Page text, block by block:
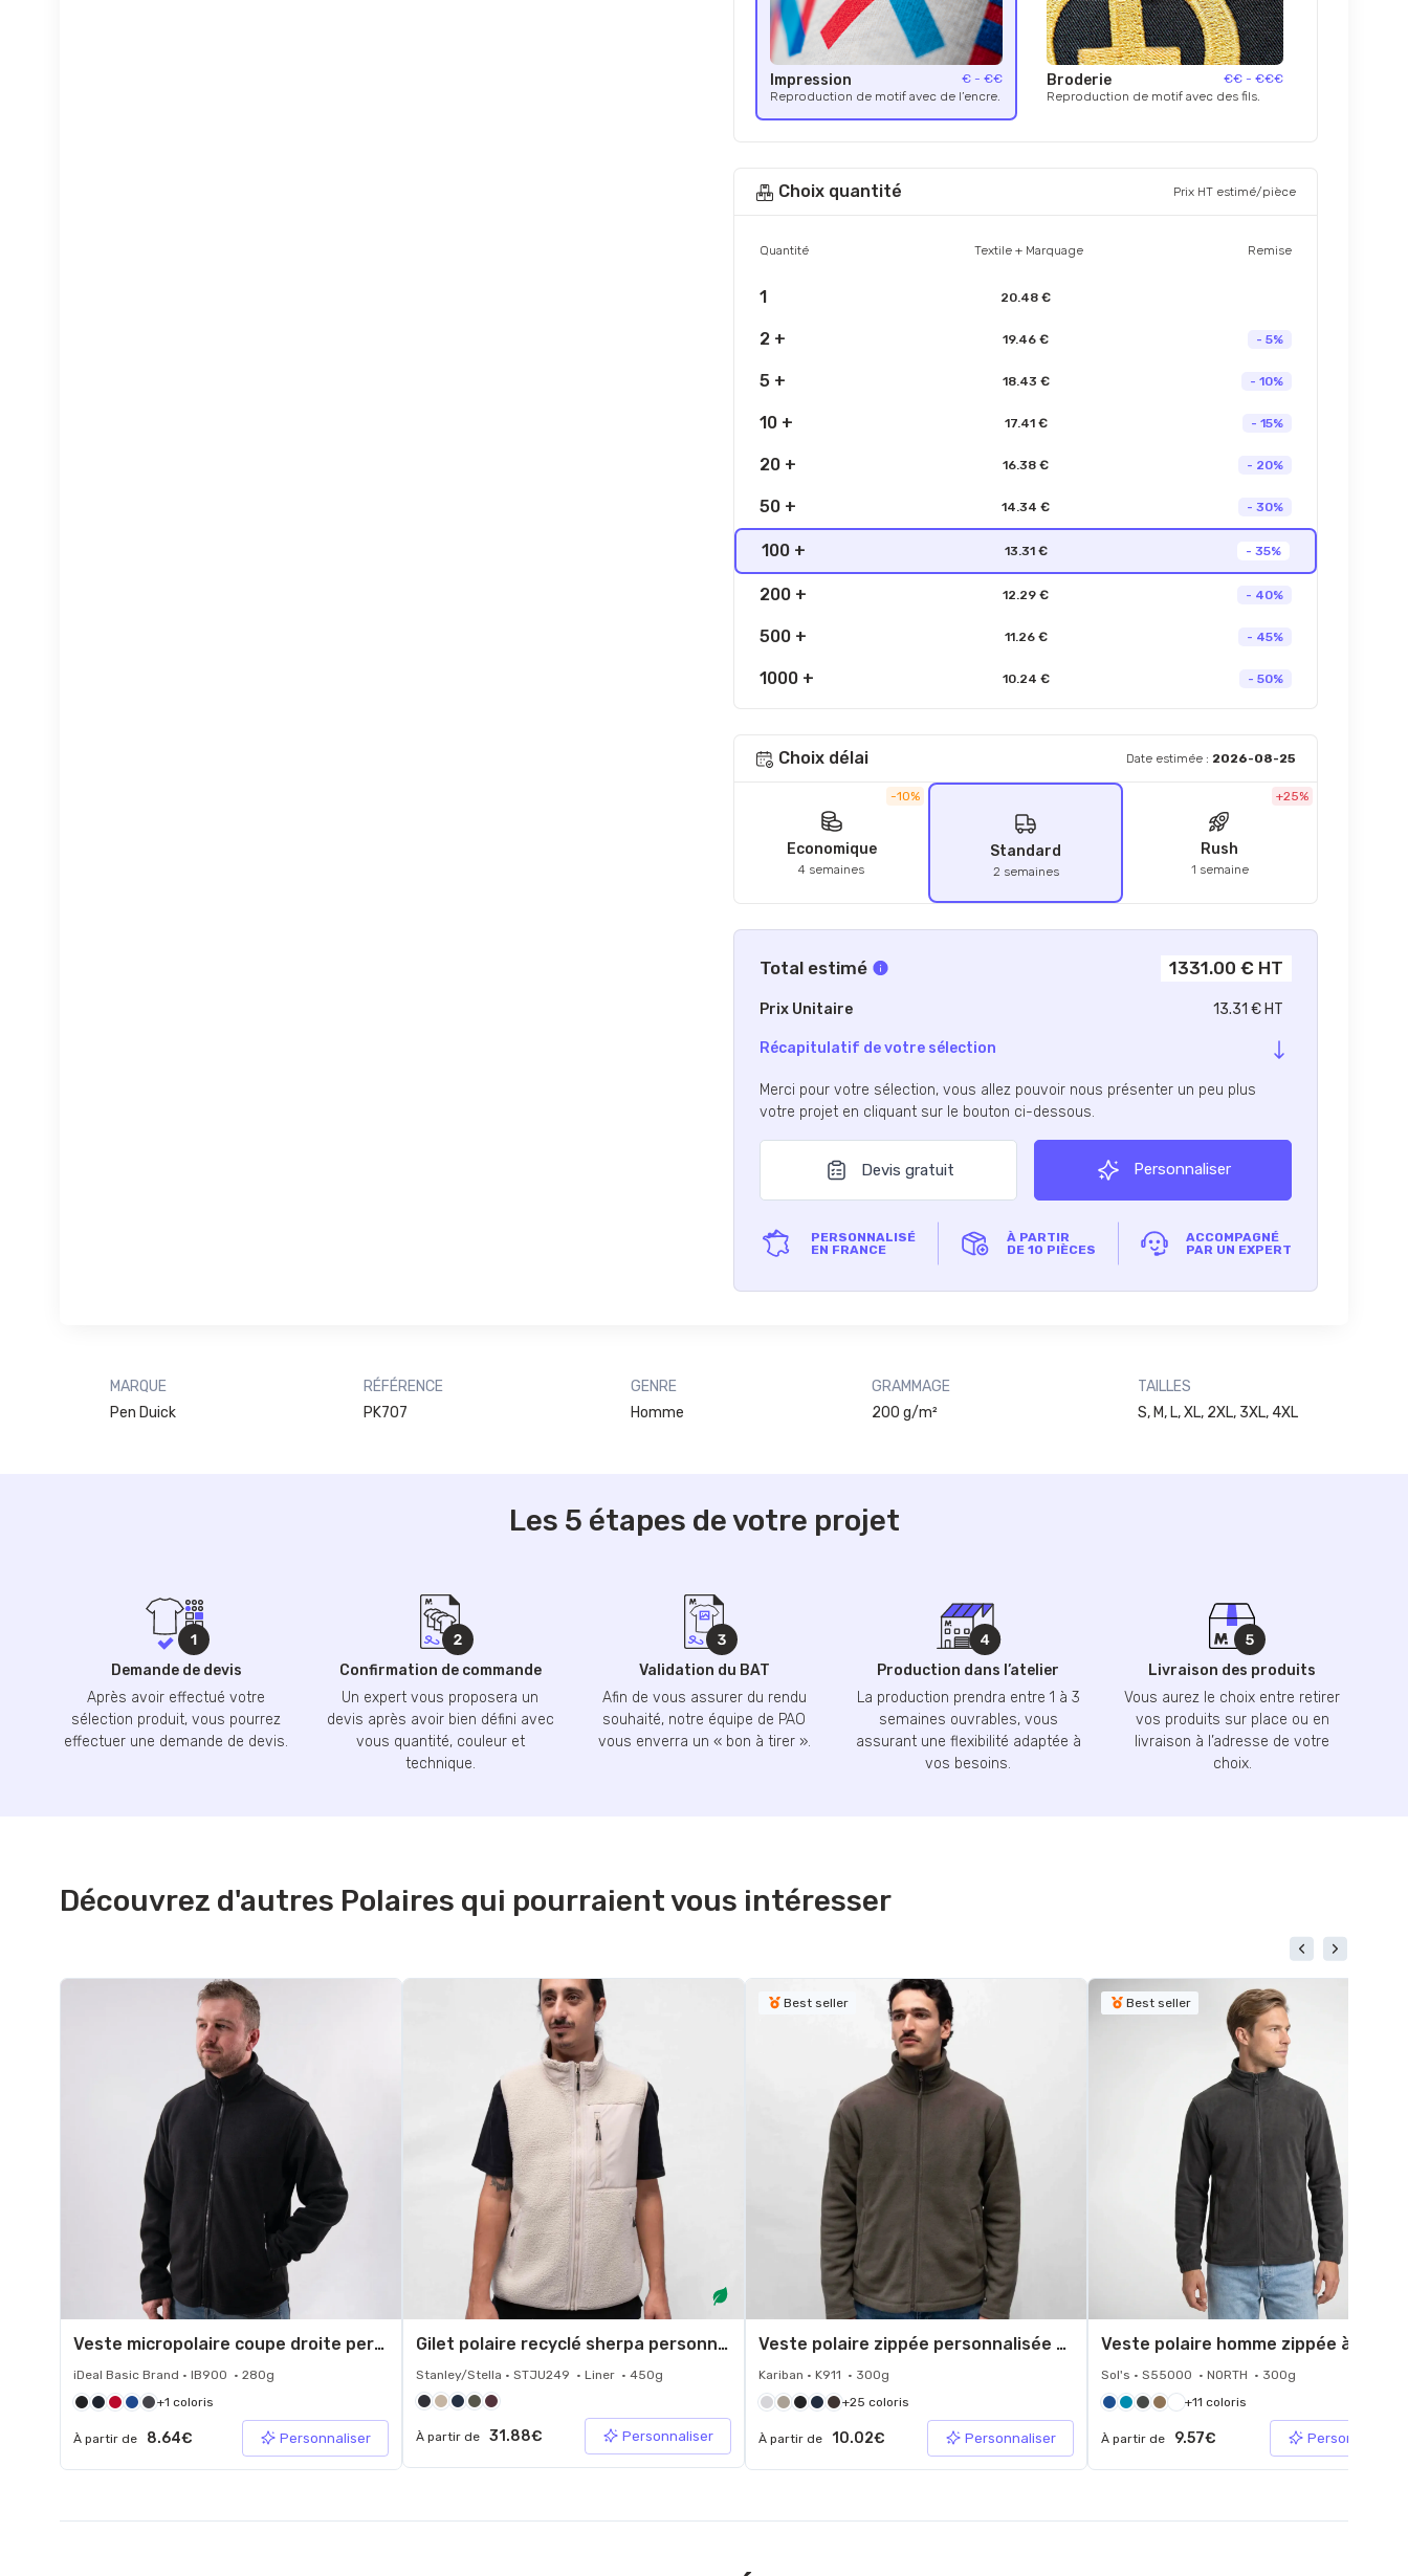
Impression
€ - €€
Reproduction de motif avec de l’encre.
Broderie
€€ - €€€
Reproduction de motif avec des fils.
Choix quantité Prix HT estimé/pièce
Quantité Textile + Marquage Remise
1 20.48 €
2 + 19.46 € - 5%
5 + 18.43 € - 10%
10 + 17.41 € - 15%
20 + 16.38 € - 20%
50 + 14.34 € - 30%
100 + 13.31 € - 35%
200 + 12.29 € - 40%
500 + 11.26 € - 45%
1000 + 10.24 € - 50%
Choix délai Date estimée : 2026-08-25
-10%
Economique
4 semaines
Standard
2 semaines
+25%
Rush
1 semaine
Total estimé 1331.00 € HT
Prix Unitaire 13.31 € HT
Récapitulatif de votre sélection
Merci pour votre sélection, vous allez pouvoir nous présenter un peu plus
votre projet en cliquant sur le bouton ci-dessous.
Devis gratuit Personnaliser
PERSONNALISÉ
EN FRANCE
À PARTIR
DE 10 PIÈCES
ACCOMPAGNÉ
PAR UN EXPERT
MARQUE
Pen Duick
RÉFÉRENCE
PK707
GENRE
Homme
GRAMMAGE
200 g/m²
TAILLES
S, M, L, XL, 2XL, 3XL, 4XL
Les 5 étapes de votre projet
Demande de devis
Après avoir effectué votre
sélection produit, vous pourrez
effectuer une demande de devis.
Confirmation de commande
Un expert vous proposera un
devis après avoir bien défini avec
vous quantité, couleur et
technique.
Validation du BAT
Afin de vous assurer du rendu
souhaité, notre équipe de PAO
vous enverra un « bon à tirer ».
Production dans l’atelier
La production prendra entre 1 à 3
semaines ouvrables, vous
assurant une flexibilité adaptée à
vos besoins.
Livraison des produits
Vous aurez le choix entre retirer
vos produits sur place ou en
livraison à l’adresse de votre
choix.
Découvrez d'autres Polaires qui pourraient vous intéresser
Veste micropolaire coupe droite personnalisée
iDeal Basic Brand • IB900 • 280g
+1 coloris
À partir de 8.64€ Personnaliser
Gilet polaire recyclé sherpa personnalisé
Stanley/Stella • STJU249 • Liner • 450g
À partir de 31.88€ Personnaliser
Best seller
Veste polaire zippée personnalisée homme
Kariban • K911 • 300g
+25 coloris
À partir de 10.02€ Personnaliser
Best seller
Sol's • S55000 • NORTH • 300g
+11 coloris
À partir de 9.57€ Personnaliser